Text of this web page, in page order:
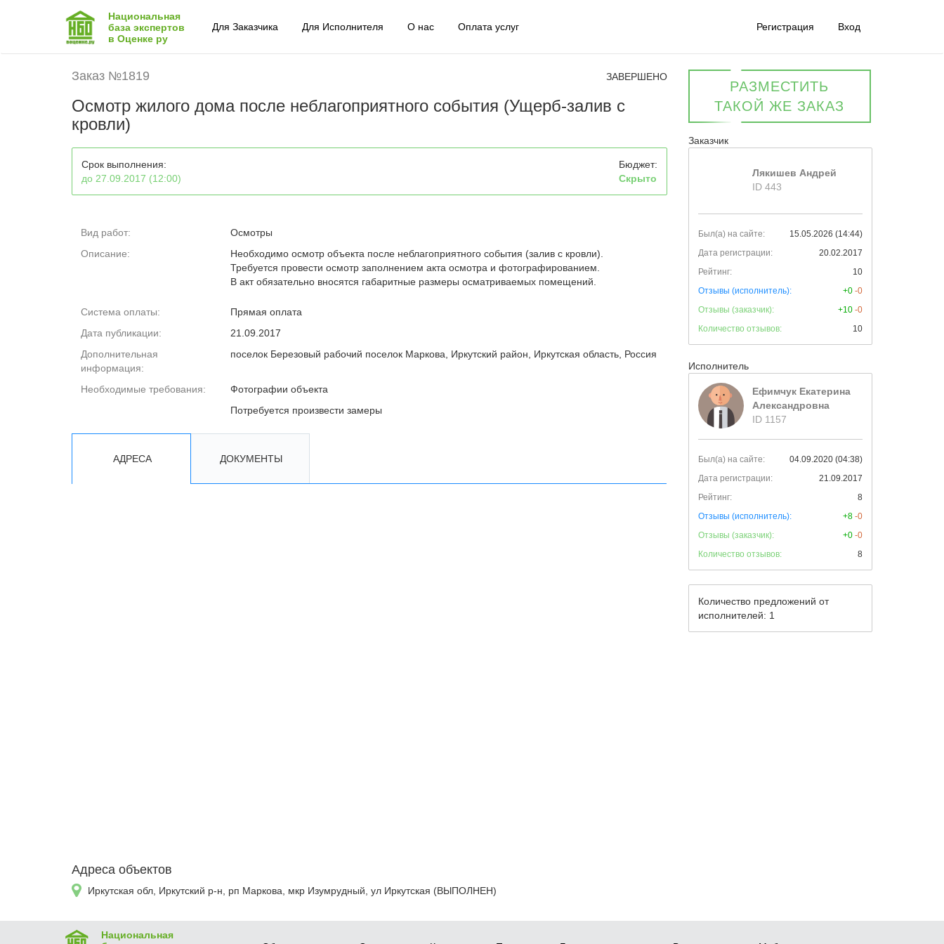
Национальная
база экспертов
в Оценке ру
Для Заказчика Для Исполнителя О нас Оплата услуг Регистрация Вход
Заказ №1819 ЗАВЕРШЕНО
Осмотр жилого дома после неблагоприятного события (Ущерб-залив с
кровли)
РАЗМЕСТИТЬ
ТАКОЙ ЖЕ ЗАКАЗ
Срок выполнения:
до 27.09.2017 (12:00)
Бюджет:
Скрыто
Вид работ:
Осмотры
Описание:
Необходимо осмотр объекта после неблагоприятного события (залив с кровли).
Требуется провести осмотр заполнением акта осмотра и фотографированием.
В акт обязательно вносятся габаритные размеры осматриваемых помещений.
Система оплаты:
Прямая оплата
Дата публикации:
21.09.2017
Дополнительная
информация:
поселок Березовый рабочий поселок Маркова, Иркутский район, Иркутская область, Россия
Необходимые требования:
Фотографии объекта
Потребуется произвести замеры
АДРЕСА ДОКУМЕНТЫ
Адреса объектов
Иркутская обл, Иркутский р-н, рп Маркова, мкр Изумрудный, ул Иркутская (ВЫПОЛНЕН)
Заказчик
Лякишев Андрей
ID 443
Был(а) на сайте:
15.05.2026 (14:44)
Дата регистрации:
20.02.2017
Рейтинг:
10
Отзывы (исполнитель):
+0 -0
Отзывы (заказчик):
+10 -0
Количество отзывов:
10
Исполнитель
Ефимчук Екатерина
Александровна
ID 1157
Был(а) на сайте:
04.09.2020 (04:38)
Дата регистрации:
21.09.2017
Рейтинг:
8
Отзывы (исполнитель):
+8 -0
Отзывы (заказчик):
+0 -0
Количество отзывов:
8
Количество предложений от
исполнителей: 1
Национальная